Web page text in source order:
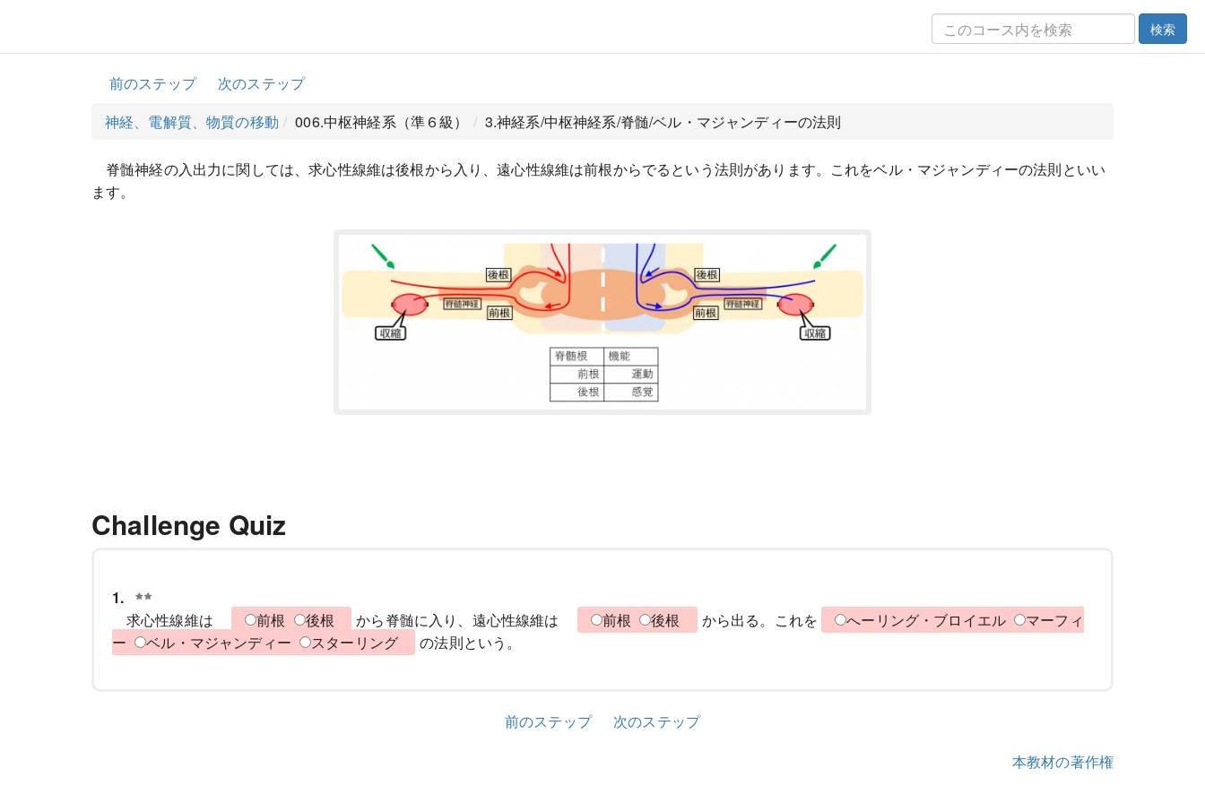
検索
前のステップ
次のステップ
神経、電解質、物質の移動
006.中枢神経系（準６級） 3.神経系/中枢神経系/脊髄/ベル・マジャンディーの法則
脊髄神経の入出力に関しては、求心性線維は後根から入り、遠心性線維は前根からでるという法則があります。これをベル・マジャンディーの法則といい
ます。
Challenge Quiz
1.
求心性線維は
前根 後根 から脊髄に入り、遠心性線維は 前根 後根 から出る。これを へーリング・ブロイエル
マーフィ
ー
ベル・マジャンディー スターリング の法則という。
前のステップ
次のステップ
本教材の著作権